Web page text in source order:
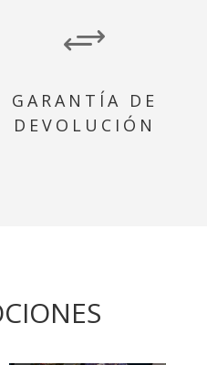
+
GARANTÍA DE
DEVOLUCIÓN